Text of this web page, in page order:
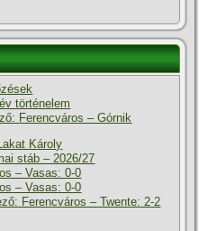
történelem
Ferencváros – Górnik
Károly
stáb – 2026/27
– Vasas: 0-0
– Vasas: 0-0
Ferencváros – Twente: 2-2